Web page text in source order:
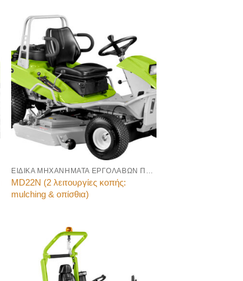
MD22N (2 λειτουργίες κοπής:
mulching & οπίσθια)